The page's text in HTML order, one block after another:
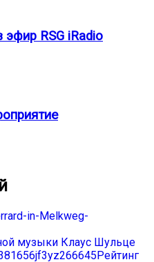
эфир RSG iRadio
музыки Клаус Шульце
Рейтинг